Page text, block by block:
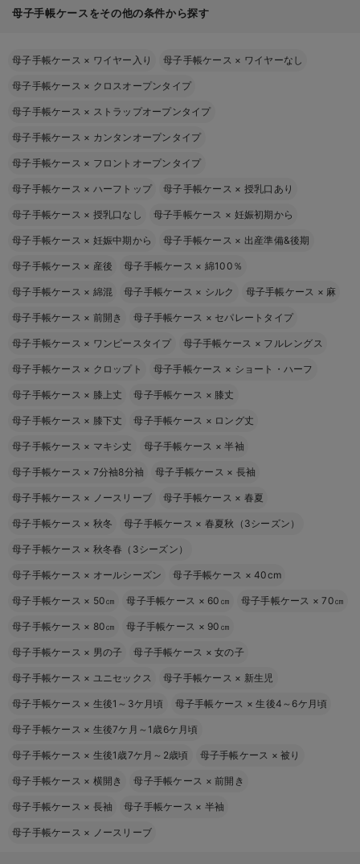
母子手帳ケースをその他の条件から探す
母子手帳ケース × ワイヤー入り 母子手帳ケース × ワイヤーなし
母子手帳ケース × クロスオープンタイプ
母子手帳ケース × ストラップオープンタイプ
母子手帳ケース × カンタンオープンタイプ
母子手帳ケース × フロントオープンタイプ
母子手帳ケース × ハーフトップ 母子手帳ケース × 授乳口あり
母子手帳ケース × 授乳口なし 母子手帳ケース × 妊娠初期から
母子手帳ケース × 妊娠中期から 母子手帳ケース × 出産準備&後期
母子手帳ケース × 産後 母子手帳ケース × 綿100％
母子手帳ケース × 綿混 母子手帳ケース × シルク 母子手帳ケース × 麻
母子手帳ケース × 前開き 母子手帳ケース × セパレートタイプ
母子手帳ケース × ワンピースタイプ 母子手帳ケース × フルレングス
母子手帳ケース × クロップト 母子手帳ケース × ショート・ハーフ
母子手帳ケース × 膝上丈 母子手帳ケース × 膝丈
母子手帳ケース × 膝下丈 母子手帳ケース × ロング丈
母子手帳ケース × マキシ丈 母子手帳ケース ×半袖
母子手帳ケース × 7分袖8分袖 母子手帳ケース × 長袖
母子手帳ケース × ノースリーブ 母子手帳ケース × 春夏
母子手帳ケース × 秋冬 母子手帳ケース × 春夏秋（3シーズン）
母子手帳ケース × 秋冬春（3シーズン）
母子手帳ケース × オールシーズン 母子手帳ケース ×40cm
母子手帳ケース × 50㎝ 母子手帳ケース × 60㎝ 母子手帳ケース ×70㎝
母子手帳ケース × 80㎝ 母子手帳ケース × 90㎝
母子手帳ケース × 男の子 母子手帳ケース ×女の子
母子手帳ケース × ユニセックス 母子手帳ケース × 新生児
母子手帳ケース × 生後1～3ケ月頃 母子手帳ケース ×生後4～6ケ月頃
母子手帳ケース × 生後7ケ月～1歳6ケ月頃
母子手帳ケース × 生後1歳7ケ月～2歳頃 母子手帳ケース ×被り
母子手帳ケース × 横開き 母子手帳ケース ×前開き
母子手帳ケース × 長袖 母子手帳ケース × 半袖
母子手帳ケース × ノースリーブ